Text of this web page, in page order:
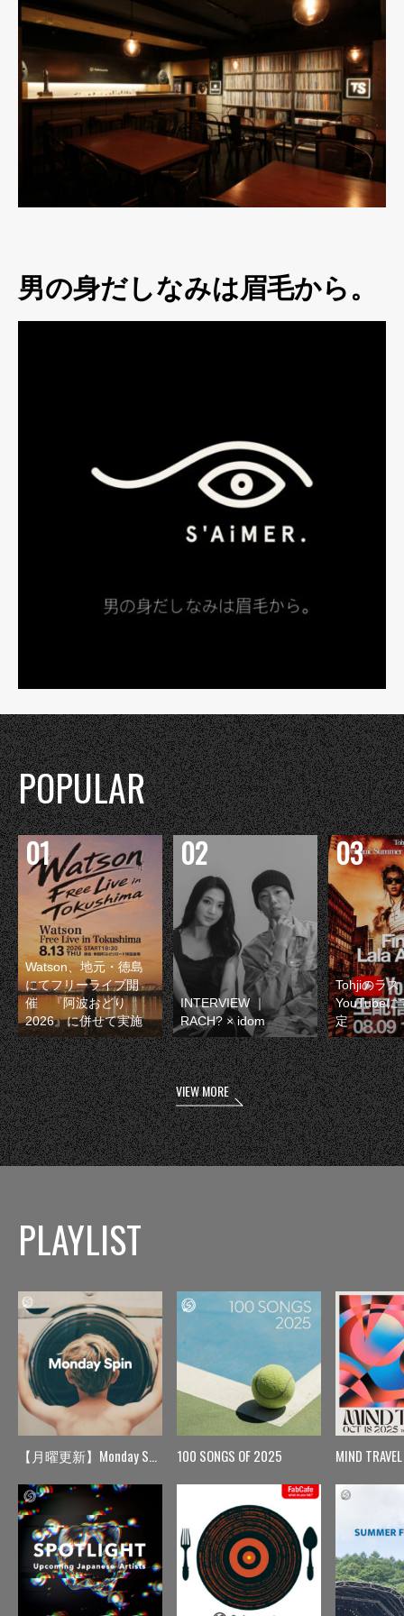
男の身だしなみは眉毛から。
POPULAR
Watson、地元・徳島
にてフリーライブ開
催 『阿波おどり
2026』に併せて実施
INTERVIEW ｜
RACH? × idom
Tohjiのラス
YouTubeに
定
VIEW MORE
PLAYLIST
【月曜更新】Monday Spin 100 SONGS OF 2025 MIND TRAVEL